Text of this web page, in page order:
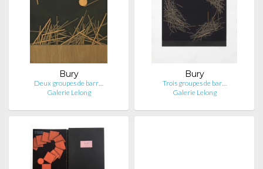
Bury
Deux groupes de barr…
Galerie Lelong
Bury
Trois groupes de bar…
Galerie Lelong